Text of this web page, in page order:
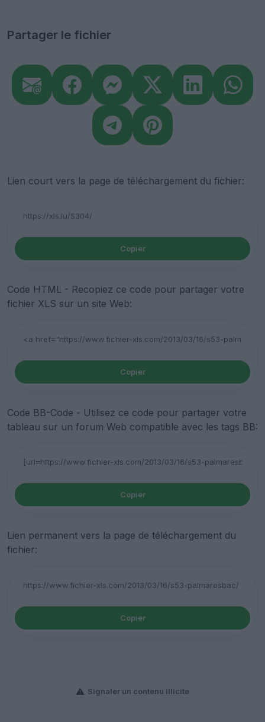
Partager le fichier
Lien court vers la page de téléchargement du fichier:
Copier
Code HTML - Recopiez ce code pour partager votre
fichier XLS sur un site Web:
Copier
Code BB-Code - Utilisez ce code pour partager votre
tableau sur un forum Web compatible avec les tags BB:
Copier
Lien permanent vers la page de téléchargement du
fichier:
Copier
Signaler un contenu illicite